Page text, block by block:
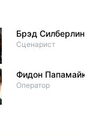
Брэд Силберлинг
Сценарист
Фидон Папамайкл
Оператор